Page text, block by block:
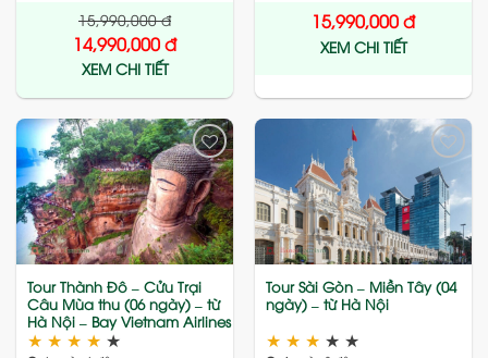
15,990,000đ
14,990,000đ
XEM CHI TIẾT
15,990,000đ
XEM CHI TIẾT
Add
to
wishlist
Tour Thành Đô – Cửu Trại
Câu Mùa thu (06 ngày) – từ
Hà Nội – Bay Vietnam Airlines
★ ★ ★ ★ ★
Add
to
wishlist
Tour Sài Gòn – Miền Tây (04
ngày) – từ Hà Nội
★ ★ ★ ★ ★